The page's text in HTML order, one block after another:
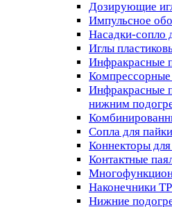
Дозирующие
Импульсное
Насадки-сопло
Иглы
Инфракрасные
Компрессорные
Инфракрасные
нижним
Сопла для пайки
Коннекторы
Контактные
Наконечники
Нижние